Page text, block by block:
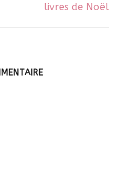
livres de Noël